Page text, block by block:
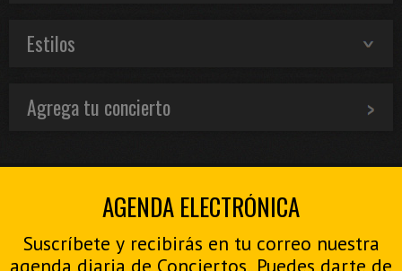
Estilos
Agrega tu concierto
AGENDA ELECTRÓNICA
Suscríbete y recibirás en tu correo nuestra
agenda diaria de Conciertos. Puedes darte de